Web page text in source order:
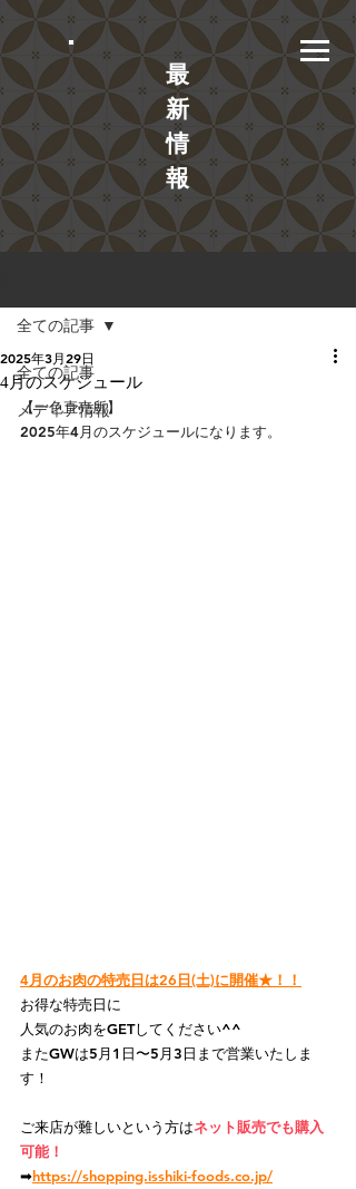
​最
新
情
報
全ての記事
メディア情報
全ての記事
4月のスケジュール
2025年3月29日
【一色直売所】
2025年4月のスケジュールになります。
4月のお肉の特売日は26日(土)に開催★！！
お得な特売日に
人気のお肉をGETしてください^^
またGWは5月1日〜5月3日まで営業いたしま
す！
ご来店が難しいという方はネット販売でも購入
可能！
➡https://shopping.isshiki-foods.co.jp/